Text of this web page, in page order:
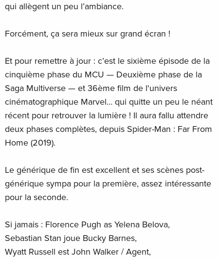
qui allègent un peu l’ambiance.
Forcément, ça sera mieux sur grand écran !
Et pour remettre à jour : c’est le sixième épisode de la
cinquième phase du MCU — Deuxième phase de la
Saga Multiverse — et 36ème film de l'univers
cinématographique Marvel… qui quitte un peu le néant
récent pour retrouver la lumière ! Il aura fallu attendre
deux phases complètes, depuis Spider-Man : Far From
Home (2019).
Le générique de fin est excellent et ses scènes post-
générique sympa pour la première, assez intéressante
pour la seconde.
Si jamais : Florence Pugh as Yelena Belova,
Sebastian Stan joue Bucky Barnes,
Wyatt Russell est John Walker / Agent,